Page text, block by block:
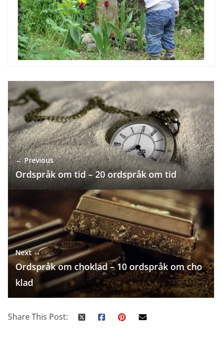
← Previous
Ordspråk om tid – 20 ordspråk om tid
Next →
Ordspråk om choklad – 10 ordspråk om cho
klad
Share This Post: